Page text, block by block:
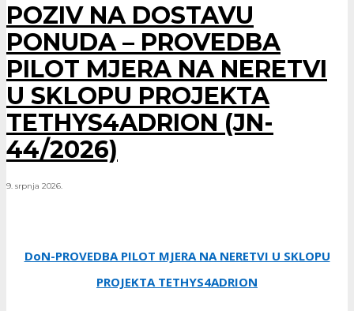
POZIV NA DOSTAVU
PONUDA – PROVEDBA
PILOT MJERA NA NERETVI
U SKLOPU PROJEKTA
TETHYS4ADRION (JN-
44/2026)
9. srpnja 2026.
DoN-PROVEDBA PILOT MJERA NA NERETVI U SKLOPU
PROJEKTA TETHYS4ADRION